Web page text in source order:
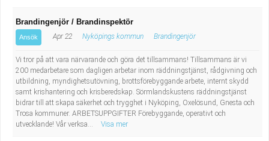
Brandingenjör / Brandinspektör
Ansök Apr 22 Nyköpings kommun Brandingenjör
Vi tror på att vara närvarande och göra det tillsammans! Tillsammans är vi
200 medarbetare som dagligen arbetar inom räddningstjänst, rådgivning och
utbildning, myndighetsutövning, brottsförebyggande arbete, internt skydd
samt krishantering och krisberedskap. Sörmlandskustens räddningstjänst
bidrar till att skapa säkerhet och trygghet i Nyköping, Oxelösund, Gnesta och
Trosa kommuner. ARBETSUPPGIFTER Förebyggande, operativt och
utvecklande! Vår verksa...
Visa mer